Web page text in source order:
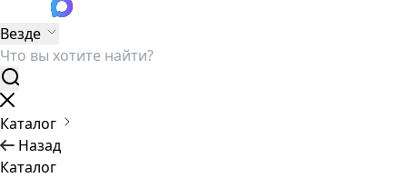
Везде
Каталог
Назад
Каталог